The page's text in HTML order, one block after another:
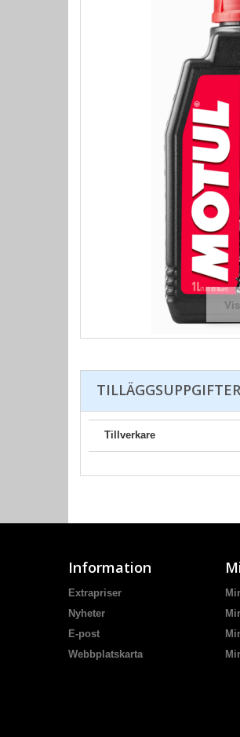
TILLÄGGSUPPGIFTER
Tillverkare
Information
Extrapriser
Nyheter
E-post
Webbplatskarta